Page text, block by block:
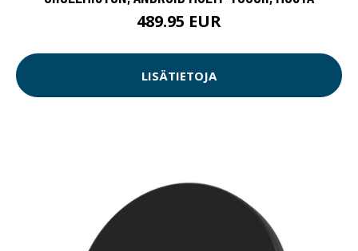
489.95 EUR
LISÄTIETOJA